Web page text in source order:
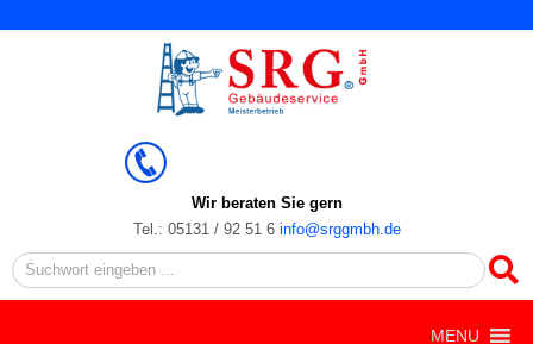
Wir beraten Sie gern
Tel.: 05131 / 92 51 6 info@srggmbh.de
Search
MENU